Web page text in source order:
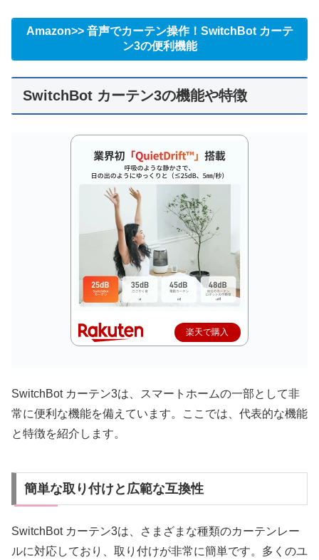
Amazon>> 音声でカーテン操作！SwitchBot カーテ
ン3の便利機能
SwitchBot カーテン3の機能や特徴
楽天で購入
SwitchBot カーテン3は、スマートホームの一部として非
常に便利な機能を備えています。ここでは、代表的な機能
と特徴を紹介します。
簡単な取り付けと広範な互換性
SwitchBot カーテン3は、さまざまな種類のカーテンレー
ルに対応しており、取り付けが非常に簡単です。多くのユ